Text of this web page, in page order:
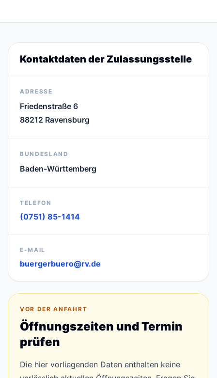
Kontaktdaten der Zulassungsstelle
ADRESSE
Friedenstraße 6
88212 Ravensburg
BUNDESLAND
Baden-Württemberg
TELEFON
(0751) 85-1414
E-MAIL
buergerbuero@rv.de
VOR DER ANFAHRT
Öffnungszeiten und Termin
prüfen
Die hier vorliegenden Daten enthalten keine